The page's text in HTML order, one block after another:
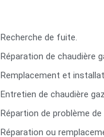
Recherche de fuite.
Réparation de chaudière
Remplacement et
Entretien de chaudière
Répartion de problème
Réparation ou